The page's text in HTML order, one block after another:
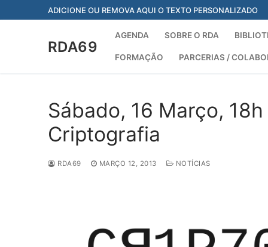
para
ADICIONE OU REMOVA AQUI O TEXTO PERSONALIZADO
RDA69
AGENDA SOBRE O RDA
FORMAÇÃO PARCERIAS /
Sábado, 16 Março,
Criptografia
RDA69 MARÇO 12, 2013 NOTÍCIAS